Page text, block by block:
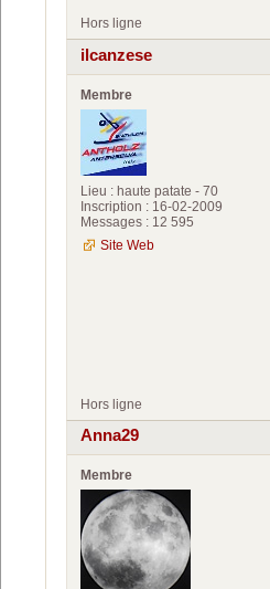
Hors ligne
ilcanzese
Membre
Lieu : haute patate - 70
Inscription : 16-02-2009
Messages : 12 595
Site Web
Hors ligne
Anna29
Membre